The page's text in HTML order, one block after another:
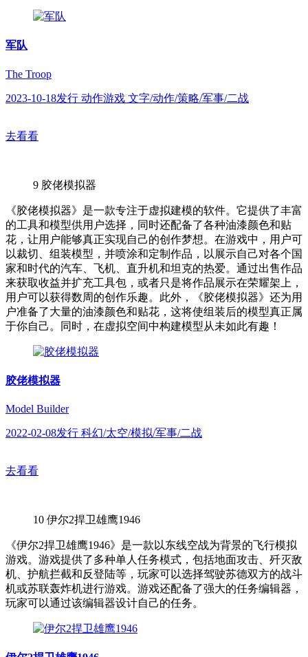
军队
The Troop
2023-10-18发行 动作游戏 文字/动作/策略/军事/二战
去看看
9 胶佬模拟器
《胶佬模拟器》是一款专注于虚拟建模的软件。它提供了丰富
的工具和模型供用户选择，同时还配备了各种油漆颜色和贴
花，让用户能够真正实现自己的创作梦想。在游戏中，用户可
以裁切、组装模型，并喷涂和定制作品，以展示自己对各个国
家和时代的汽车、飞机、直升机和坦克的热爱。通过出售作品
来获取收益并扩充工具包，或者只是将作品展示在荣耀架上，
用户可以获得数周的创作乐趣。此外，《胶佬模拟器》还为用
户准备了大量的油漆颜色和贴花，这将使组装后的模型真正属
于你自己。同时，在虚拟空间中构建模型从未如此有趣！
胶佬模拟器
Model Builder
2022-02-08发行 科幻/太空/模拟/军事/二战
去看看
10 伊尔2捍卫雄鹰1946
《伊尔2捍卫雄鹰1946》是一款以东线空战为背景的飞行模拟
游戏。游戏提供了多种单人任务模式，包括地面攻击、歼灭敌
机、护航拦截和反登陆等，玩家可以选择驾驶苏德双方的战斗
机或苏联轰炸机进行游戏。游戏还配备了强大的任务编辑器，
玩家可以通过该编辑器设计自己的任务。